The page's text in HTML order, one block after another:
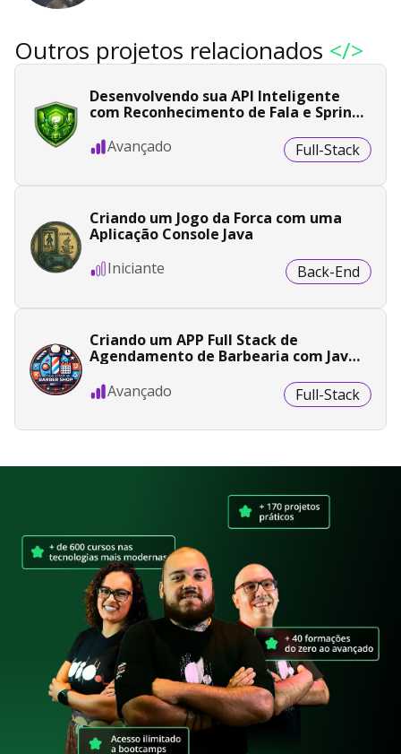
Outros projetos relacionados </>
Desenvolvendo sua API Inteligente
com Reconhecimento de Fala e Spring
Avançado
Full-Stack
Criando um Jogo da Forca com uma
Aplicação Console Java
Iniciante
Back-End
Criando um APP Full Stack de
Agendamento de Barbearia com Java
Avançado
Full-Stack